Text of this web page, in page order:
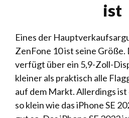
ist
Eines der
ZenFone 10 ist seine Größe.
verfügt über ein 5,9-Zoll-
kleiner als praktisch alle
auf dem Markt. Allerdings
so klein wie das iPhone SE